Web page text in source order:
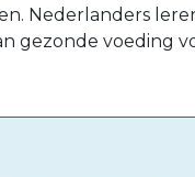
Nederlanders
gezonde voeding